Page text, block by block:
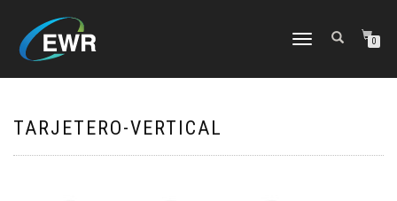
CAMBIAR
0
TARJETERO-VERTICAL